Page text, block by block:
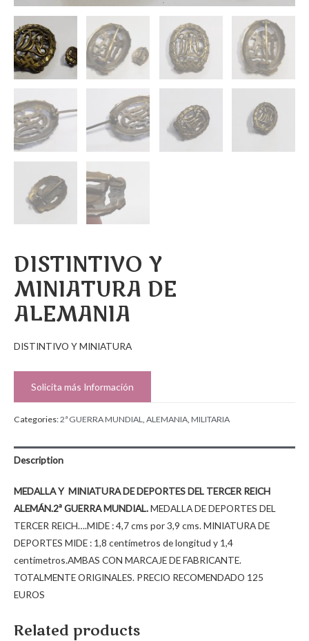
DISTINTIVO Y
MINIATURA DE
ALEMANIA
DISTINTIVO Y MINIATURA
Solicita más Información
Categories:2ª GUERRA MUNDIAL ALEMANIA MILITARIA
Description
MEDALLA Y MINIATURA DE DEPORTES DEL TERCER REICH
ALEMÁN.2ª GUERRA MUNDIAL.MEDALLA DE DEPORTES DEL
TERCER REICH….MIDE : 4,7 cms por 3,9 cms. MINIATURA DE
DEPORTES MIDE : 1,8 centímetros de longitud y 1,4
centímetros.AMBAS CON MARCAJE DE FABRICANTE.
TOTALMENTE ORIGINALES. PRECIO RECOMENDADO 125
EUROS
Related products